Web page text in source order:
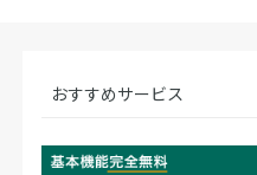
おすすめサービス